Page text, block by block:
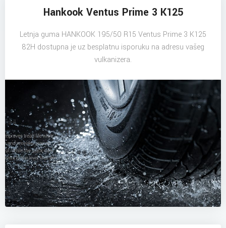
Hankook Ventus Prime 3 K125
Letnja guma HANKOOK 195/50 R15 Ventus Prime 3 K125
82H dostupna je uz besplatnu isporuku na adresu vašeg
vulkanizera.